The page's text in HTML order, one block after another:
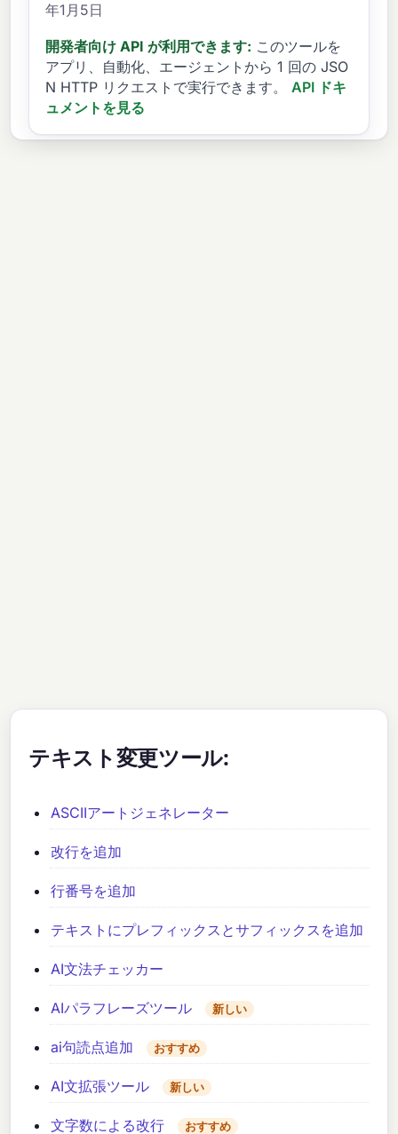
年1月5日
開発者向け API が利用できます: このツールを
アプリ、自動化、エージェントから 1 回の JSO
N HTTP リクエストで実行できます。
API ドキ
ュメントを見る
テキスト変更ツール:
ASCIIアートジェネレーター
改行を追加
行番号を追加
テキストにプレフィックスとサフィックスを追加
AI文法チェッカー
AIパラフレーズツール 新しい
ai句読点追加 おすすめ
AI文拡張ツール 新しい
文字数による改行 おすすめ